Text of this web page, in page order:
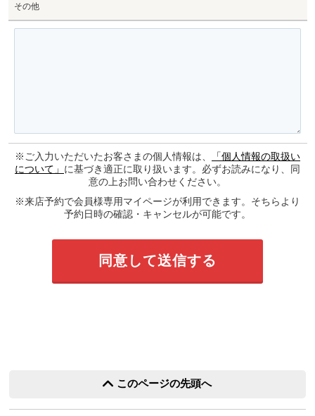
その他
※ご入力いただいたお客さまの個人情報は、
「個人情報の取扱い
について」 に基づき適正に取り扱います。必ずお読みになり、同
意の上お問い合わせください。
※来店予約で会員様専用マイページが利用できます。そちらより
予約日時の確認・キャンセルが可能です。
このページの先頭へ